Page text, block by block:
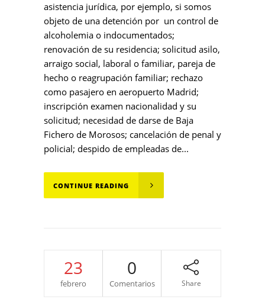
asistencia jurídica, por ejemplo, si somos
objeto de una detención por un control de
alcoholemia o indocumentados;
renovación de su residencia; solicitud asilo,
arraigo social, laboral o familiar, pareja de
hecho o reagrupación familiar; rechazo
como pasajero en aeropuerto Madrid;
inscripción examen nacionalidad y su
solicitud; necesidad de darse de Baja
Fichero de Morosos; cancelación de penal y
policial; despido de empleadas de...
CONTINUE READING
23
febrero
0
Comentarios Share